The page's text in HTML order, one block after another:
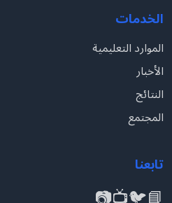
الخدمات
الموارد التعليمية
الأخبار
النتائج
المجتمع
تابعنا